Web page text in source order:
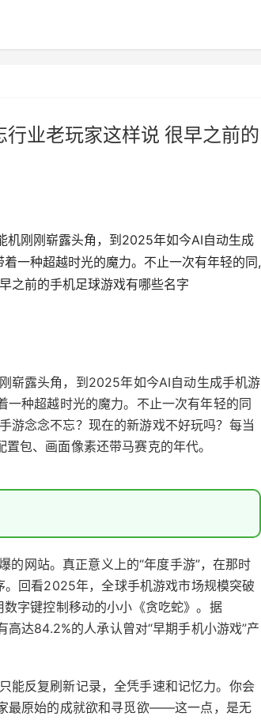
业老玩家这样说 很早之前的
机刚刚崭露头角，到2025年如今AI自动生成
一种超越时光的魔力。不止一次有年轻的同,
之前的手机足球游戏有哪些名字
崭露头角，到2025年如今AI自动生成手机游
一种超越时光的魔力。不止一次有年轻的同
游念念不忘？现在的新游戏不好玩吗？每当
包、画面像素还带马赛克的年代。
网站。真正意义上的“年度手游”，在那时
回看2025年，全球手机游戏市场规模突破
字键控制移动的小小《贪吃蛇》。据
达84.2%的人承认曾对“早期手机小游戏”产
反复刷新记录，全凭手速和记忆力。你会
最原始的成就欲和寻觅欲——这一点，是无